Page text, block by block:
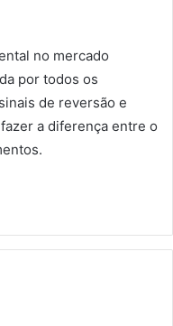
no mercado
por todos os
de reversão e
a diferença entre o